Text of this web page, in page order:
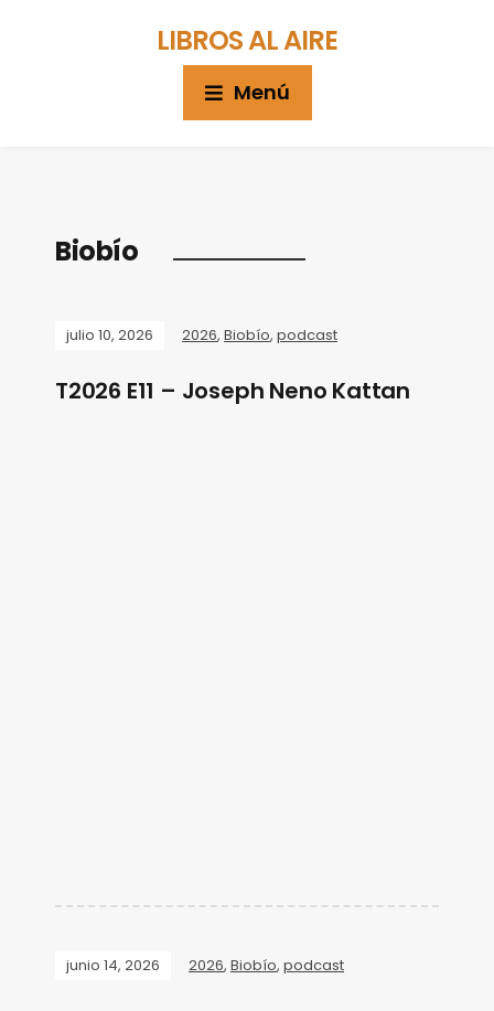
LIBROS AL AIRE
Menú
Biobío
julio 10, 2026 2026, Biobío, podcast
T2026 E11 – Joseph Neno Kattan
junio 14, 2026 2026, Biobío, podcast